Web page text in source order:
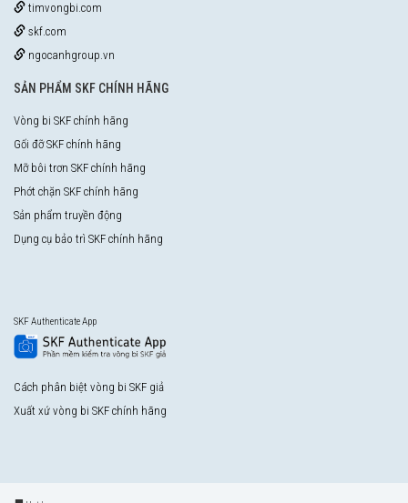
timvongbi.com
skf.com
ngocanhgroup.vn
SẢN PHẨM SKF CHÍNH HÃNG
Vòng bi SKF chính hãng
Gối đỡ SKF chính hãng
Mỡ bôi trơn SKF chính hãng
Phớt chặn SKF chính hãng
Sản phẩm truyền động
Dụng cụ bảo trì SKF chính hãng
SKF Authenticate App
Cách phân biệt vòng bi SKF giả
Xuất xứ vòng bi SKF chính hãng